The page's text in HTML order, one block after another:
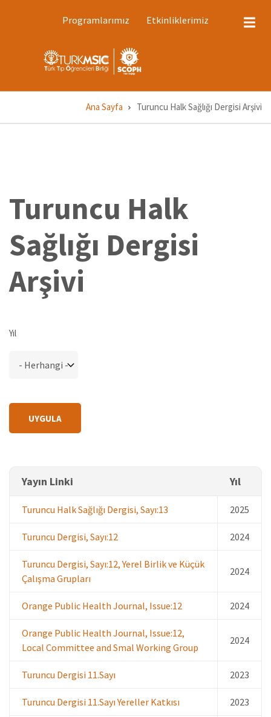
Programlarımız Etkinliklerimiz
Ana Sayfa Turuncu Halk Sağlığı Dergisi Arşivi
Turuncu Halk
Sağlığı Dergisi
Arşivi
Yıl
Yayın Linki Yıl
Turuncu Halk Sağlığı Dergisi, Sayı:13 2025
Turuncu Dergisi, Sayı:12 2024
Turuncu Dergisi, Sayı:12, Yerel Birlik ve Küçük
Çalışma Grupları
2024
Orange Public Health Journal, Issue:12 2024
Orange Public Health Journal, Issue:12,
Local Committee and Smal Working Group
2024
Turuncu Dergisi 11.Sayı 2023
Turuncu Dergisi 11.Sayı Yereller Katkısı 2023